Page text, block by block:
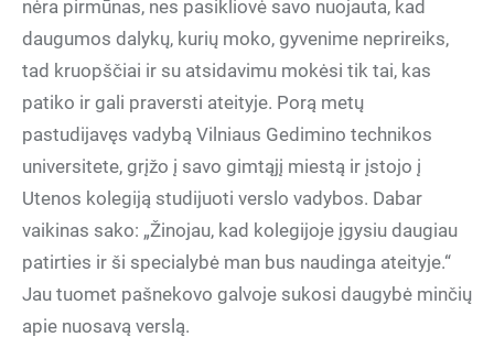
nėra pirmūnas, nes pasikliovė savo nuojauta, kad
daugumos dalykų, kurių moko, gyvenime neprireiks,
tad kruopščiai ir su atsidavimu mokėsi tik tai, kas
patiko ir gali praversti ateityje. Porą metų
pastudijavęs vadybą Vilniaus Gedimino technikos
universitete, grįžo į savo gimtąjį miestą ir įstojo į
Utenos kolegiją studijuoti verslo vadybos. Dabar
vaikinas sako: „Žinojau, kad kolegijoje įgysiu daugiau
patirties ir ši specialybė man bus naudinga ateityje.“
Jau tuomet pašnekovo galvoje sukosi daugybė minčių
apie nuosavą verslą.